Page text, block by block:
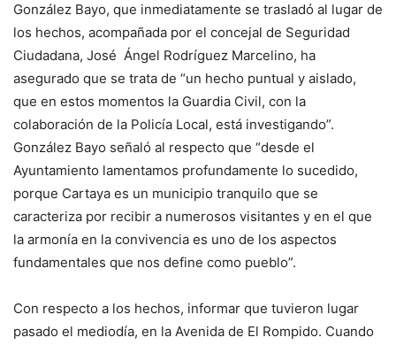
González Bayo, que inmediatamente se trasladó al lugar de
los hechos, acompañada por el concejal de Seguridad
Ciudadana, José Ángel Rodríguez Marcelino, ha
asegurado que se trata de “un hecho puntual y aislado,
que en estos momentos la Guardia Civil, con la
colaboración de la Policía Local, está investigando”.
González Bayo señaló al respecto que “desde el
Ayuntamiento lamentamos profundamente lo sucedido,
porque Cartaya es un municipio tranquilo que se
caracteriza por recibir a numerosos visitantes y en el que
la armonía en la convivencia es uno de los aspectos
fundamentales que nos define como pueblo”.
Con respecto a los hechos, informar que tuvieron lugar
pasado el mediodía, en la Avenida de El Rompido. Cuando